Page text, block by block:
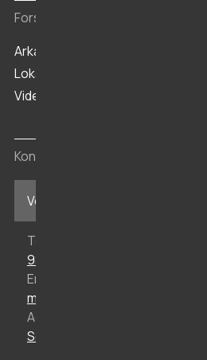
Forskning og arkiv
Arkæologi
Lokalhistorisk Arkiv
Viden
Kontakt
Vesthimmerlands Museum i Aars
Telefon
98 62 35 77
Email
mail@vmus.dk
Adresse
Søndergade 44, 9600 Aars